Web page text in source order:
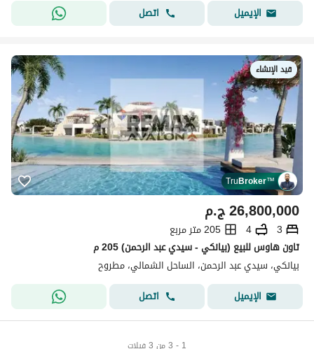
الإيميل
اتصل
قيد الإنشاء
TruBroker™
ج.م26,800,000
3
4
205 متر مربع
تاون هاوس للبيع (بيانكي - سيدي عبد الرحمن) 205 م
بيانكي، سيدي عبد الرحمن، الساحل الشمالي، مطروح
الإيميل
اتصل
1 - 3 من 3 فيلات